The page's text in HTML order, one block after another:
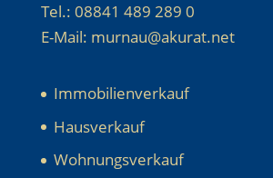
Tel.: 08841 489 289 0
E-Mail: murnau@akurat.net
Immobilienverkauf
Hausverkauf
Wohnungsverkauf